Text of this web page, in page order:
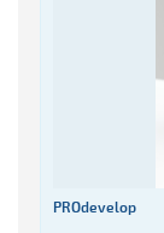
PROdevelop